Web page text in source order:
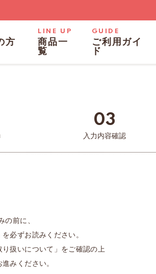
方
LINE UP
商品一
覧
GUIDE
ご利用ガイ
ド
03
入力内容確認
の前に、
必ずお読みください。
り扱いについて」をご確認の上
みください。